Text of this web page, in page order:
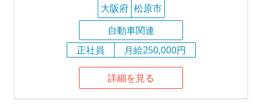
大阪府 松原市
自動車関連
正社員
月給250,000円
詳細を見る